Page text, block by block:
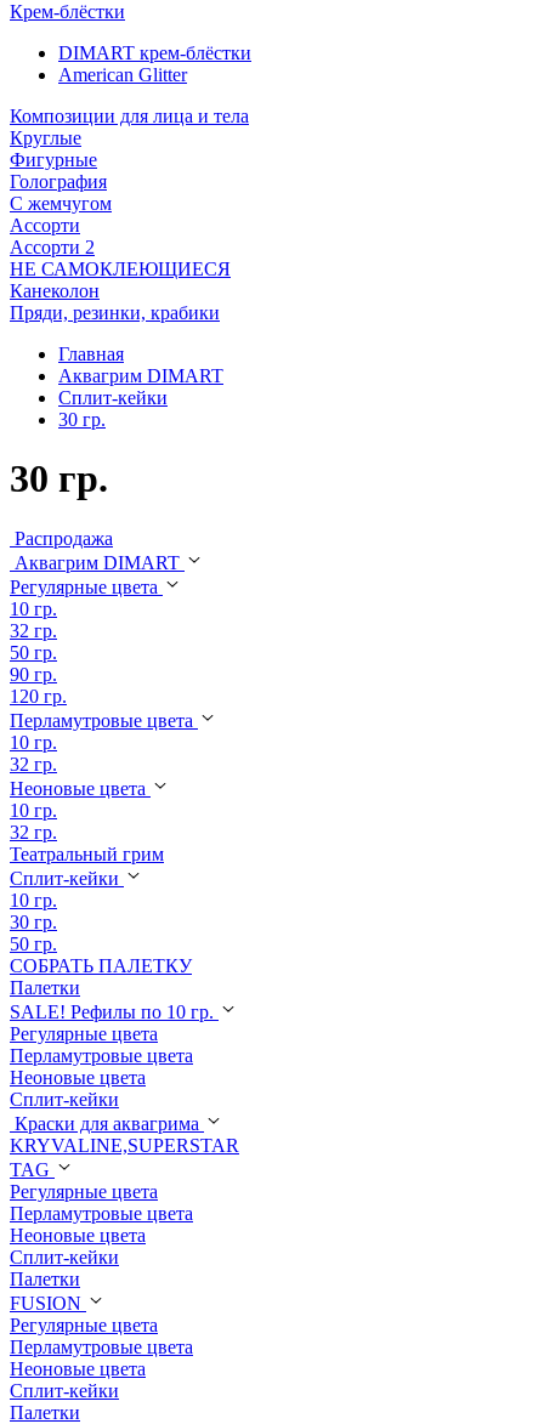
Крем-блёстки
DIMART крем-блёстки
American Glitter
Композиции для лица и тела
Круглые
Фигурные
Голография
С жемчугом
Ассорти
Ассорти 2
НЕ САМОКЛЕЮЩИЕСЯ
Канеколон
Пряди, резинки, крабики
Главная
Аквагрим DIMART
Сплит-кейки
30 гр.
30 гр.
Распродажа
Аквагрим DIMART
Регулярные цвета
10 гр.
32 гр.
50 гр.
90 гр.
120 гр.
Перламутровые цвета
10 гр.
32 гр.
Неоновые цвета
10 гр.
32 гр.
Театральный грим
Сплит-кейки
10 гр.
30 гр.
50 гр.
СОБРАТЬ ПАЛЕТКУ
Палетки
SALE! Рефилы по 10 гр.
Регулярные цвета
Перламутровые цвета
Неоновые цвета
Сплит-кейки
Краски для аквагрима
KRYVALINE,SUPERSTAR
TAG
Регулярные цвета
Перламутровые цвета
Неоновые цвета
Сплит-кейки
Палетки
FUSION
Регулярные цвета
Перламутровые цвета
Неоновые цвета
Сплит-кейки
Палетки